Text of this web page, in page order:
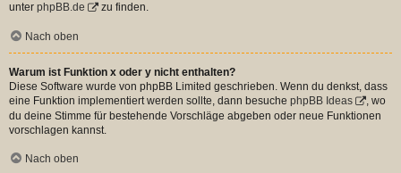
unter phpBB.de zu finden.
Nach oben
Warum ist Funktion x oder y nicht enthalten?
Diese Software wurde von phpBB Limited geschrieben. Wenn du denkst, dass
eine Funktion implementiert werden sollte, dann besuche phpBB Ideas
, wo
du deine Stimme für bestehende Vorschläge abgeben oder neue Funktionen
vorschlagen kannst.
Nach oben